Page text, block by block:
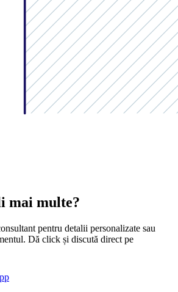
mai multe?
pentru detalii personalizate sau
Dă click și discută direct pe